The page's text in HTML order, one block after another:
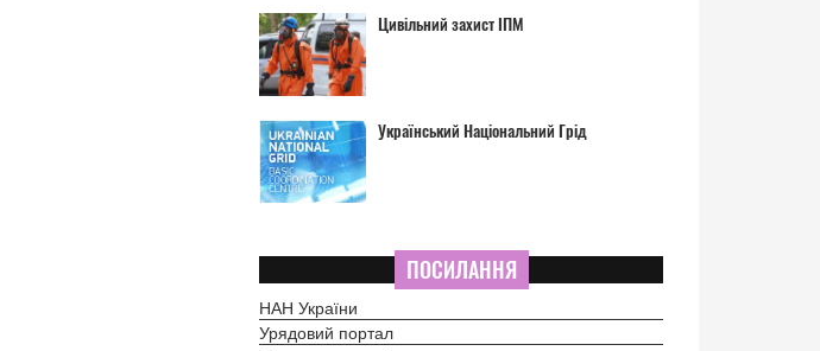
Цивільний захист ІПМ
Український Національний Грід
ПОСИЛАННЯ
НАН України
Урядовий портал